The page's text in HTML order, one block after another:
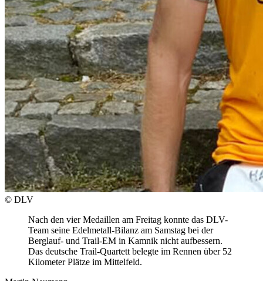
© DLV
Nach den vier Medaillen am Freitag konnte das DLV-
Team seine Edelmetall-Bilanz am Samstag bei der
Berglauf- und Trail-EM in Kamnik nicht aufbessern.
Das deutsche Trail-Quartett belegte im Rennen über 52
Kilometer Plätze im Mittelfeld.